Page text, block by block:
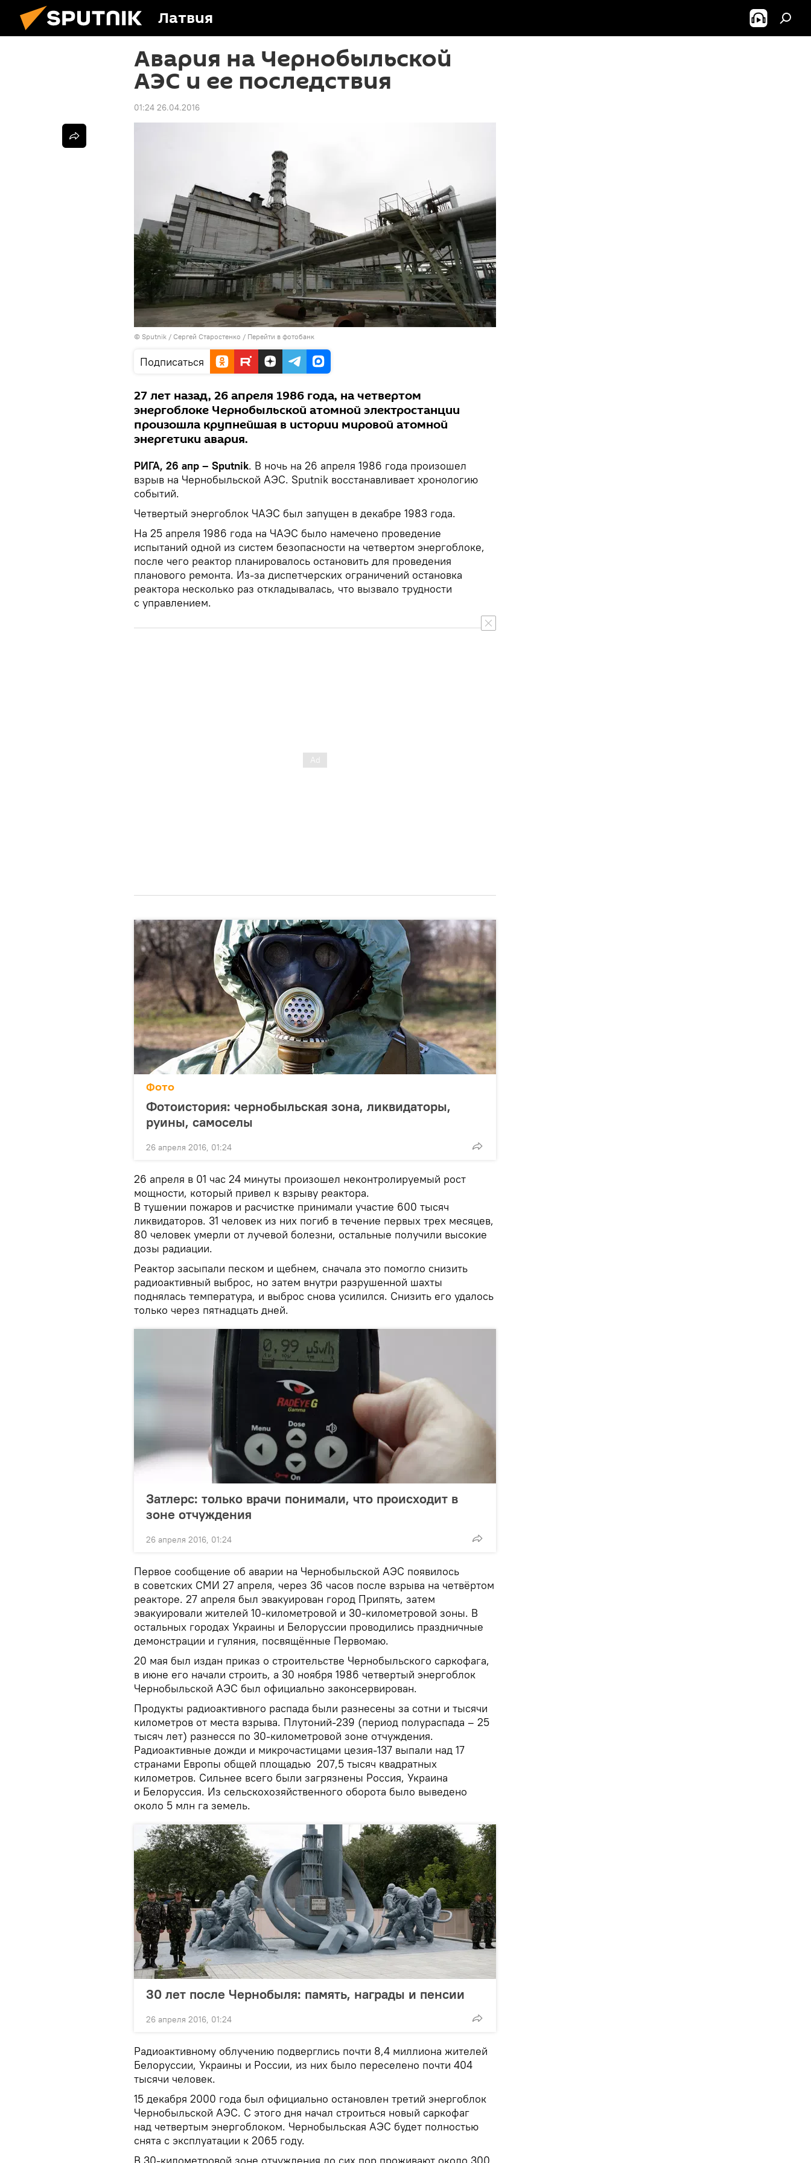
Латвия
Авария на Чернобыльской
АЭС и ее последствия
01:24 26.04.2016
© Sputnik / Сергей Старостенко / Перейти в фотобанк
Подписаться
27 лет назад, 26 апреля 1986 года, на четвертом
энергоблоке Чернобыльской атомной электростанции
произошла крупнейшая в истории мировой атомной
энергетики авария.
РИГА, 26 апр – Sputnik. В ночь на 26 апреля 1986 года произошел
взрыв на Чернобыльской АЭС. Sputnik восстанавливает хронологию
событий.
Четвертый энергоблок ЧАЭС был запущен в декабре 1983 года.
На 25 апреля 1986 года на ЧАЭС было намечено проведение
испытаний одной из систем безопасности на четвертом энергоблоке,
после чего реактор планировалось остановить для проведения
планового ремонта. Из-за диспетчерских ограничений остановка
реактора несколько раз откладывалась, что вызвало трудности
с управлением.
Фото
Фотоистория: чернобыльская зона, ликвидаторы,
руины, самоселы
26 апреля 2016, 01:24
26 апреля в 01 час 24 минуты произошел неконтролируемый рост
мощности, который привел к взрыву реактора.
В тушении пожаров и расчистке принимали участие 600 тысяч
ликвидаторов. 31 человек из них погиб в течение первых трех месяцев,
80 человек умерли от лучевой болезни, остальные получили высокие
дозы радиации.
Реактор засыпали песком и щебнем, сначала это помогло снизить
радиоактивный выброс, но затем внутри разрушенной шахты
поднялась температура, и выброс снова усилился. Снизить его удалось
только через пятнадцать дней.
Затлерс: только врачи понимали, что происходит в
зоне отчуждения
26 апреля 2016, 01:24
Первое сообщение об аварии на Чернобыльской АЭС появилось
в советских СМИ 27 апреля, через 36 часов после взрыва на четвёртом
реакторе. 27 апреля был эвакуирован город Припять, затем
эвакуировали жителей 10-километровой и 30-километровой зоны. В
остальных городах Украины и Белоруссии проводились праздничные
демонстрации и гуляния, посвящённые Первомаю.
20 мая был издан приказ о строительстве Чернобыльского саркофага,
в июне его начали строить, а 30 ноября 1986 четвертый энергоблок
Чернобыльской АЭС был официально законсервирован.
Продукты радиоактивного распада были разнесены за сотни и тысячи
километров от места взрыва. Плутоний-239 (период полураспада – 25
тысяч лет) разнесся по 30-километровой зоне отчуждения.
Радиоактивные дожди и микрочастицами цезия-137 выпали над 17
странами Европы общей площадью 207,5 тысяч квадратных
километров. Сильнее всего были загрязнены Россия, Украина
и Белоруссия. Из сельскохозяйственного оборота было выведено
около 5 млн га земель.
30 лет после Чернобыля: память, награды и пенсии
26 апреля 2016, 01:24
Радиоактивному облучению подверглись почти 8,4 миллиона жителей
Белоруссии, Украины и России, из них было переселено почти 404
тысячи человек.
15 декабря 2000 года был официально остановлен третий энергоблок
Чернобыльской АЭС. С этого дня начал строиться новый саркофаг
над четвертым энергоблоком. Чернобыльская АЭС будет полностью
снята с эксплуатации к 2065 году.